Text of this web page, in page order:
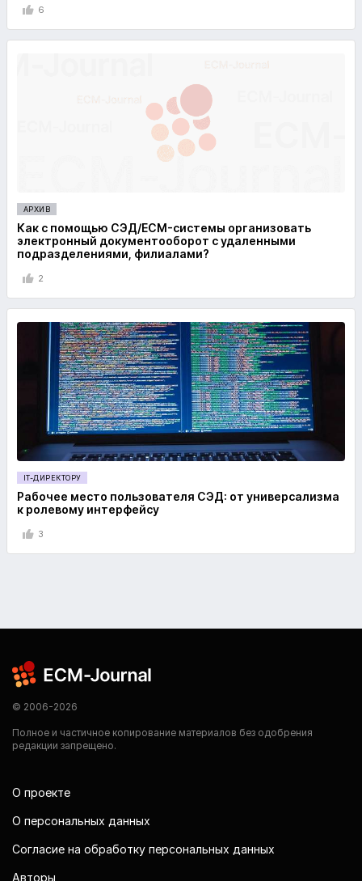
6
АРХИВ
Как с помощью СЭД/ECM-системы организовать
электронный документооборот с удаленными
подразделениями, филиалами?
2
IT-ДИРЕКТОРУ
Рабочее место пользователя СЭД: от универсализма
к ролевому интерфейсу
3
© 2006-2026
Полное и частичное копирование материалов без одобрения
редакции запрещено.
О проекте
О персональных данных
Согласие на обработку персональных данных
Авторы